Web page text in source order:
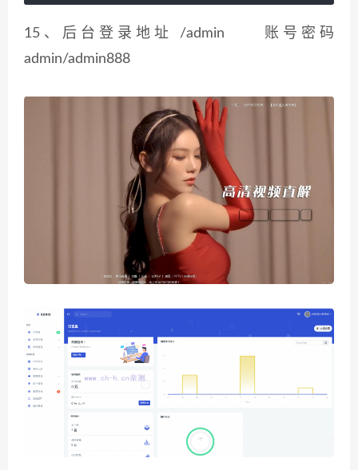
15、后台登录地址
/admin 账号密码
admin/admin888